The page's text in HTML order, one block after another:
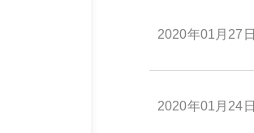
2020年01月27日
2020年01月24日